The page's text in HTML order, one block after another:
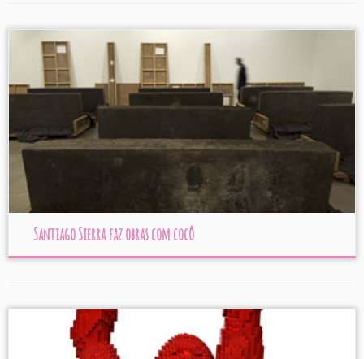
Santiago Sierra faz obras com cocô